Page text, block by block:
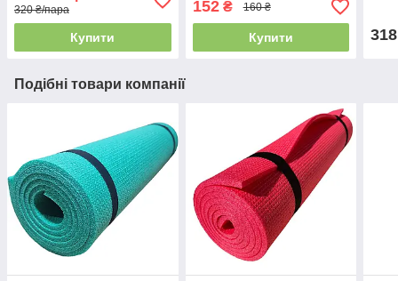
320 ₴/пара
Купити
152₴ 160 ₴
Купити 318
Подібні товари компанії